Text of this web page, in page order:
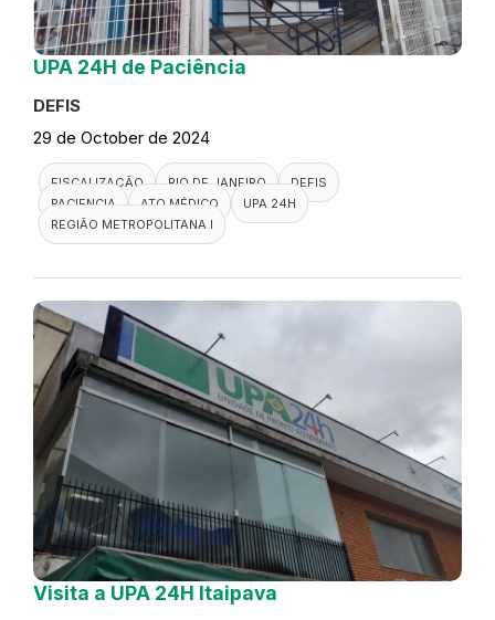
UPA 24H de Paciência
DEFIS
29 de October de 2024
FISCALIZAÇÃO RIO DE JANEIRO
DEFIS
PACIENCIA
ATO MÉDICO
UPA 24H
REGIÃO METROPOLITANA I
Visita a UPA 24H Itaipava